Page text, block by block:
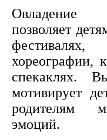
Овладение
позволяет
хореографии,
спекаклях.
мотивирует
родителям
эмоций.